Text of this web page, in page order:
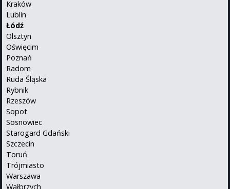
Kraków
Lublin
Łódź
Olsztyn
Oświęcim
Poznań
Radom
Ruda Śląska
Rybnik
Rzeszów
Sopot
Sosnowiec
Starogard Gdański
Szczecin
Toruń
Trójmiasto
Warszawa
Wałbrzych